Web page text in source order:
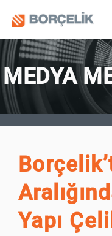
MEDYA
Yapı